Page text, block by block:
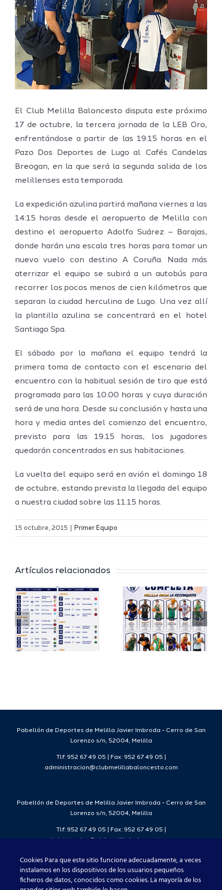
grande
El Club Melilla Baloncesto disputa este próximo
17 de octubre, la tercera jornada de la LEB Oro,
enfrentándose a partir de las 19:15 horas en el
Pazo Dos Deportes de Lugo al Cafés Candelas
Breogan, en la que será la segunda salida de los
melillenses esta temporada.
La expedición azulina partirá mañana viernes a las
14:15 horas desde el aeropuerto de Melilla con
destino el aeropuerto Adolfo Suárez – Barajas,
donde harán una escala tres horas para tomar un
nuevo vuelo con destino A Coruña. Nada más
aterrizar el equipo se subirá a un autobús para
recorrer los pocos menos de cien kilómetros que
separan la ciudad herculina de Lugo. Una vez allí
la plantilla azulina se concentrará en el hotel
Santiago Spa.
El sábado por la mañana el equipo tendrá la
primera toma de contacto con el escenario del
encuentro con la habitual sesión de tiro que está
programada para las 10.00 horas y cuya duración
será de una hora. Desde su conclusión y hasta una
hora y media antes del comienzo del encuentro,
previsto para las 19.15 horas, los jugadores
quedarán concentrados en sus habitaciones.
La vuelta del equipo será en avión el domingo 18
de octubre, estando prevista la llegada del equipo
a nuestra ciudad sobre las 11.15 horas.
15 octubre, 2015 Primer Equipo
Artículos relacionados
El Melilla
del
completa
su
proyecto
Definidos
Copa
España
FEB para
2026/27
Pabellón de Deportes de Melilla Javier Imbroda - Cerro de San
Lorenzo s/n, 52004, Melilla
Tlf: 952 67 49 05 | Fax: 952 67 49 05 |
administracion@clubmelillabaloncesto.com
Pabellón de Deportes de Melilla Javier Imbroda - Cerro de San
Lorenzo s/n, 52004, Melilla
Tlf: 952 67 49 05 | Fax: 952 67 49 05 |
administracion@clubmelillabaloncesto.com
Club Melilla Baloncesto 2021
Cookies Para que este sitio funcione adecuadamente, a veces
instalamos en los dispositivos de los usuarios pequeños
ficheros de datos, conocidos como cookies. La mayoría de los